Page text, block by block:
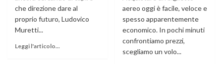
che direzione dare al
proprio futuro, Ludovico
Muretti...
Leggi l'articolo...
aereo oggi è facile, veloce e
spesso apparentemente
economico. In pochi minuti
confrontiamo prezzi,
scegliamo un volo...